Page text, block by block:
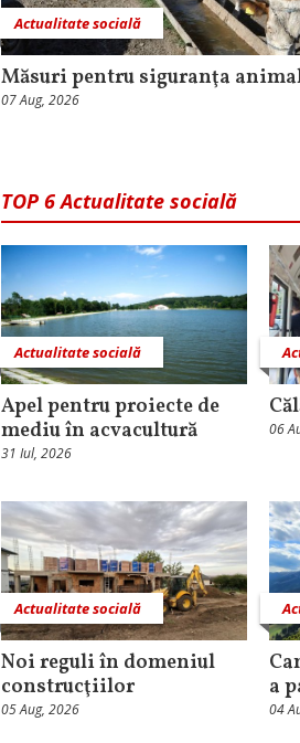
Actualitate socială
Măsuri pentru siguranţa
07 Aug, 2026
TOP 6 Actualitate socială
Actualitate socială
Apel pentru proiecte de
mediu în acvacultură
31 Iul, 2026
06
Actualitate socială
Noi reguli în domeniul
construcţiilor
05 Aug, 2026
a
04